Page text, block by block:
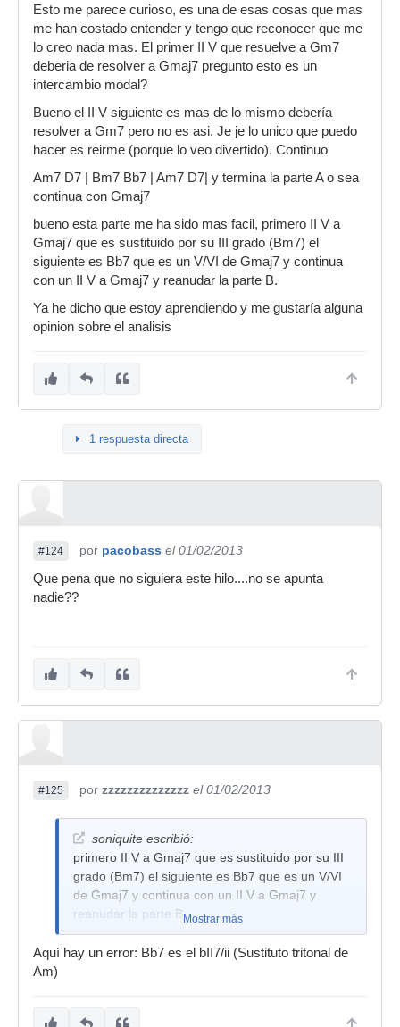
Esto me parece curioso, es una de esas cosas que mas
me han costado entender y tengo que reconocer que me
lo creo nada mas. El primer II V que resuelve a Gm7
deberia de resolver a Gmaj7 pregunto esto es un
intercambio modal?
Bueno el II V siguiente es mas de lo mismo debería
resolver a Gm7 pero no es asi. Je je lo unico que puedo
hacer es reirme (porque lo veo divertido). Continuo
Am7 D7 | Bm7 Bb7 | Am7 D7| y termina la parte A o sea
continua con Gmaj7
bueno esta parte me ha sido mas facil, primero II V a
Gmaj7 que es sustituido por su III grado (Bm7) el
siguiente es Bb7 que es un V/VI de Gmaj7 y continua
con un II V a Gmaj7 y reanudar la parte B.
Ya he dicho que estoy aprendiendo y me gustaría alguna
opinion sobre el analisis
1 respuesta directa
#124 por pacobass el 01/02/2013
Que pena que no siguiera este hilo....no se apunta
nadie??
#125 por zzzzzzzzzzzzzz el 01/02/2013
soniquite escribió:
primero II V a Gmaj7 que es sustituido por su III
grado (Bm7) el siguiente es Bb7 que es un V/VI
de Gmaj7 y continua con un II V a Gmaj7 y
reanudar la parte B.Mostrar más
Aquí hay un error: Bb7 es el bII7/ii (Sustituto tritonal de
Am)